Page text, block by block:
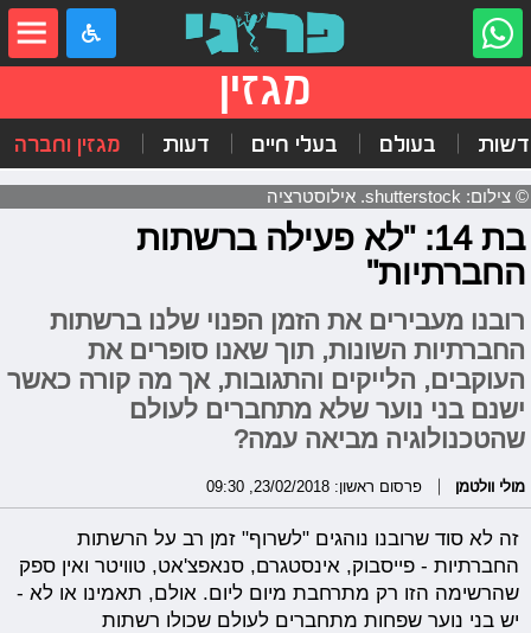
מגזין
בעולם בעלי חיים דעות מגזין וחברה
© צילום: shutterstock. אילוסטרציה
בת 14: "לא פעילה ברשתות
החברתיות"
רובנו מעבירים את הזמן הפנוי שלנו ברשתות
החברתיות השונות, תוך שאנו סופרים את
העוקבים, הלייקים והתגובות, אך מה קורה כאשר
ישנם בני נוער שלא מתחברים לעולם
שהטכנולוגיה מביאה עמה?
מולי וולטמן פרסום ראשון: 23/02/2018, 09:30
זה לא סוד שרובנו נוהגים "לשרוף" זמן רב על הרשתות
החברתיות - פייסבוק, אינסטגרם, סנאפצ'אט, טוויטר ואין ספק
שהרשימה הזו רק מתרחבת מיום ליום. אולם, תאמינו או לא -
יש בני נוער שפחות מתחברים לעולם שכולו רשתות